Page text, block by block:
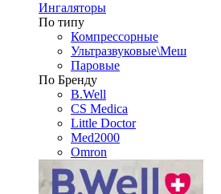
Ингаляторы
По типу
Компрессорные
Ультразвуковые\Меш
Паровые
По Бренду
B.Well
CS Medica
Little Doctor
Med2000
Omron